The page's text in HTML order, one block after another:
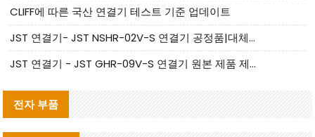
CLIFF에 따른 국산 연결기 테스트 기준 업데이트
JST 연결기- JST NSHR-02V-S 연결기 공정품|대체품 제공
JST 연결기 - JST GHR-09V-S 연결기 원본 제품 제공 | 대체품 제공
전자 부품